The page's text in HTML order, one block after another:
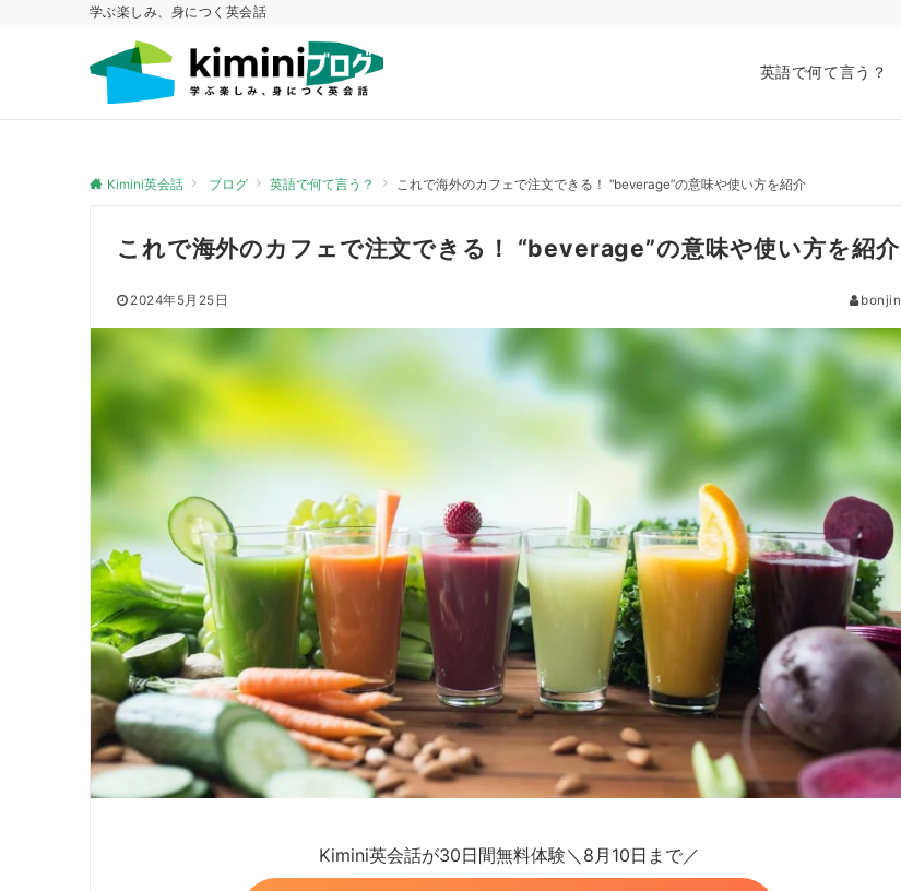
学ぶ楽しみ、身につく英会話
英語で何て言う？
Kimini英会話 ブログ 英語で何て言う？ これで海外のカフェで注文できる！ “beverage”の意味や使い方を紹介
これで海外のカフェで注文できる！ “beverage”の意味や使い方を紹介
2024年5月25日 bonjin
Kimini英会話が30日間無料体験＼8月10日まで／